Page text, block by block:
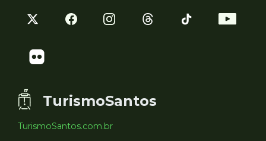
TurismoSantos
TurismoSantos.com.br